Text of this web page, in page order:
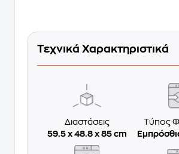
Τεχνικά Χαρακτηριστικά
Διαστάσεις
59.5 x 48.8 x 85 cm
Τύπος